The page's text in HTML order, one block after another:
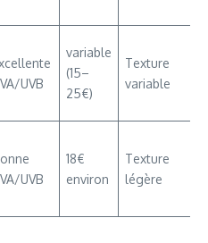
UVB
variable
(15–
25€)
Texture
variable
UVB
18€
environ
Texture
légère